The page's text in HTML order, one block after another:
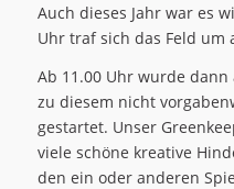
Auch dieses Jahr war es
Uhr traf sich das Feld um
Ab 11.00 Uhr wurde
zu diesem nicht
gestartet. Unser
viele schöne kreative
den ein oder anderen